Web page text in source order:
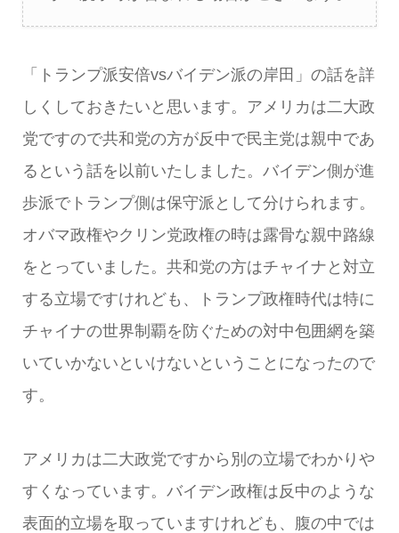
「トランプ派安倍vsバイデン派の岸田」の話を詳
しくしておきたいと思います。アメリカは二大政
党ですので共和党の方が反中で民主党は親中であ
るという話を以前いたしました。バイデン側が進
歩派でトランプ側は保守派として分けられます。
オバマ政権やクリン党政権の時は露骨な親中路線
をとっていました。共和党の方はチャイナと対立
する立場ですけれども、トランプ政権時代は特に
チャイナの世界制覇を防ぐための対中包囲網を築
いていかないといけないということになったので
す。
アメリカは二大政党ですから別の立場でわかりや
すくなっています。バイデン政権は反中のような
表面的立場を取っていますけれども、腹の中では